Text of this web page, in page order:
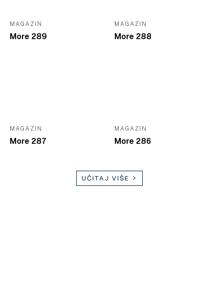
MAGAZIN
More 289
MAGAZIN
More 288
MAGAZIN
More 287
MAGAZIN
More 286
UČITAJ VIŠE